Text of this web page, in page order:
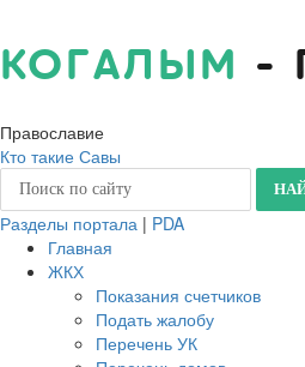
КОГАЛЫМ -
Православие
Кто такие Савы
Разделы портала | PDA
Главная
ЖКХ
Показания счетчиков
Подать жалобу
Перечень УК